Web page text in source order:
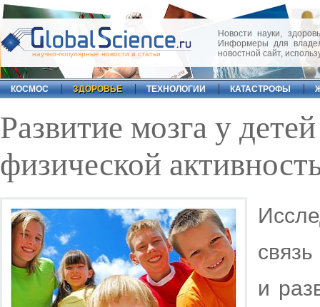
научно-популярные новости и статьи
Новости науки,
Информеры для
новостной сайт,
КОСМОС ЗДОРОВЬЕ ТЕХНОЛОГИИ КАТАСТРОФЫ
Развитие мозга у
физической
и